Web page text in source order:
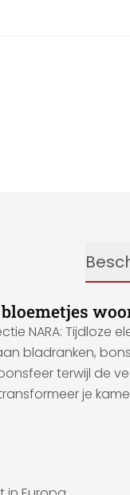
NARA:
bladranken,
terwijl de
je